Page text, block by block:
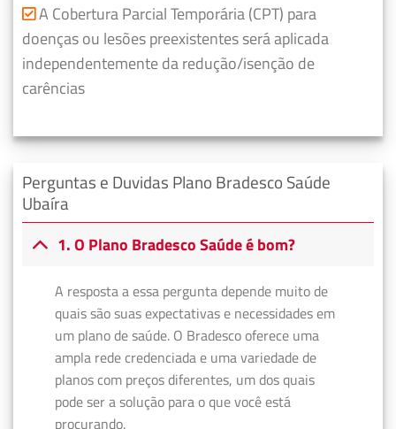
A Cobertura Parcial Temporária (CPT) para
doenças ou lesões preexistentes será aplicada
independentemente da redução/isenção de
carências
Perguntas e Duvidas Plano Bradesco Saúde
Ubaíra
1. O Plano Bradesco Saúde é bom?
A resposta a essa pergunta depende muito de
quais são suas expectativas e necessidades em
um plano de saúde. O Bradesco oferece uma
ampla rede credenciada e uma variedade de
planos com preços diferentes, um dos quais
pode ser a solução para o que você está
procurando.